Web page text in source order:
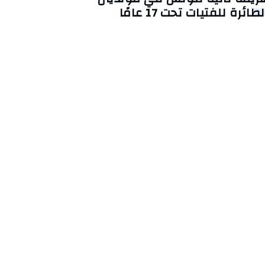
للفتيات تحت 17 عامًا